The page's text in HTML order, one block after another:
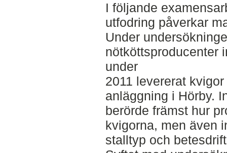
I följande
utfodring påverkar
Under
nötköttsproducenter
under
2011 levererat
anläggning i Hörby.
berörde främst hur
kvigorna, men även
stalltyp och